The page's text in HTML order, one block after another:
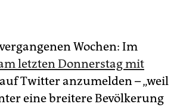
Wochen: Im
letzten Donnerstag mit
Twitter anzumelden – „weil
eine breitere Bevölkerung